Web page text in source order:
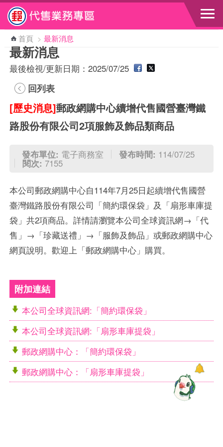
跳到主要內容區塊
首頁 > 最新消息
最新消息
最後檢視/更新日期：2025/07/25
回列表
[歷史消息]郵政網購中心續增代售國營臺灣鐵
路股份有限公司2項服飾及飾品類商品
發布單位: 電子商務室 發布時間: 114/07/25
閱次: 7155
本公司郵政網購中心自114年7月25日起續增代售國營
臺灣鐵路股份有限公司「簡約環保袋」及「扇形車庫提
袋」共2項商品。詳情請瀏覽本公司全球資訊網→「代
售」→「珍藏送禮」→「服飾及飾品」或郵政網購中心
網頁說明。歡迎上「郵政網購中心」購買。
附加連結
本公司全球資訊網:「簡約環保袋」
本公司全球資訊網:「扇形車庫提袋」
郵政網購中心：「簡約環保袋」
郵政網購中心：「扇形車庫提袋」